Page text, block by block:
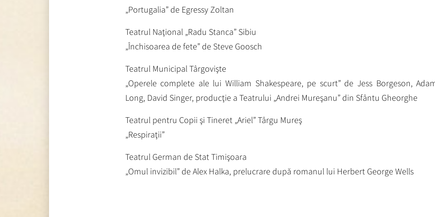
„Portugalia” de Egressy Zoltan
Teatrul Naţional „Radu Stanca” Sibiu
„Închisoarea de fete” de Steve Goosch
Teatrul Municipal Târgovişte
„Operele complete ale lui William Shakespeare, pe scurt” de Jess Borgeson,
Long, David Singer, producţie a Teatrului „Andrei Mureşanu” din Sfântu Gheorghe
Teatrul pentru Copii şi Tineret „Ariel” Târgu Mureş
„Respiraţii”
Teatrul German de Stat Timişoara
„Omul invizibil” de Alex Halka, prelucrare după romanul lui Herbert George Wells